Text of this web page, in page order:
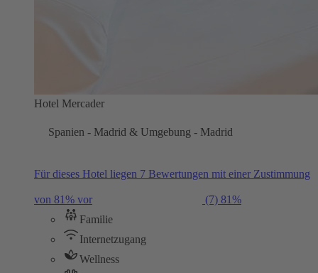
Hotel Mercader
Spanien - Madrid & Umgebung - Madrid
Für dieses Hotel liegen 7 Bewertungen mit einer Zustimmung
von 81% vor (7) 81%
Familie
Internetzugang
Wellness